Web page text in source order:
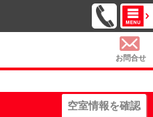
お問合せ
空室情報を確認